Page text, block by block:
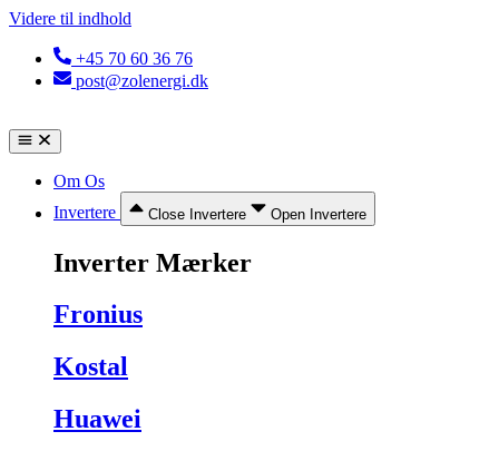
Videre til indhold
+45 70 60 36 76
post@zolenergi.dk
Om Os
Invertere
Close Invertere Open Invertere
Inverter Mærker
Fronius
Kostal
Huawei